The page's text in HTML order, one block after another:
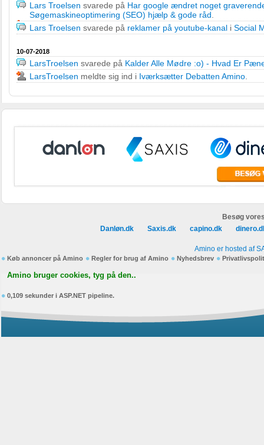
Lars Troelsen svarede på Har google ændret noget
Søgemaskineoptimering (SEO) hjælp & gode råd
Lars Troelsen svarede på reklamer på youtube-kanal i Social
10-07-2018
LarsTroelsen svarede på Kalder Alle Mødre :o) - Hvad Er
LarsTroelsen meldte sig ind i Iværksætter Debatten Amino
Besøg
Danløn.dk
Saxis.dk capino.dk
Amino er hosted af
Køb annoncer på Amino Regler for brug af Amino Nyhedsbrev
Amino bruger cookies, tyg på den..
0,109 sekunder i ASP.NET pipeline.